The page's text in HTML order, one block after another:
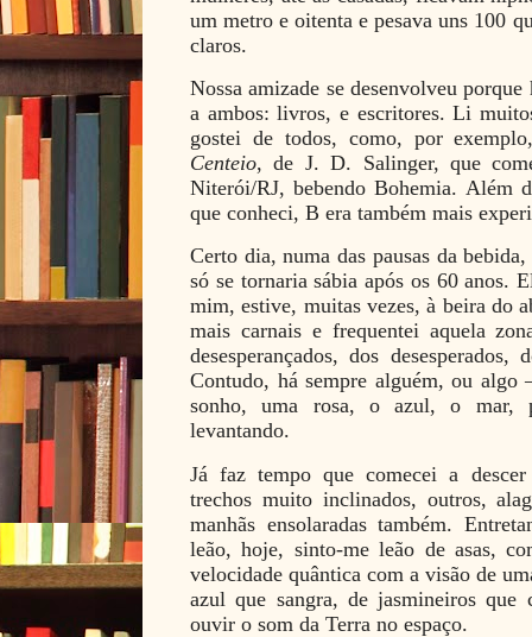
um metro e oitenta e pesava uns 100
claros.
Nossa amizade se desenvolveu
a ambos: livros, e escritores. Li
gostei de todos, como, por
Centeio, de J. D. Salinger, que
Niterói/RJ, bebendo Bohemia. Além
que conheci, B era também mais
Certo dia, numa das pausas da
só se tornaria sábia após os 60 anos.
mim, estive, muitas vezes, à beira do
mais carnais e frequentei aquela
desesperançados, dos
Contudo, há sempre alguém, ou algo
sonho, uma rosa, o azul, o mar,
levantando.
Já faz tempo que comecei a
trechos muito inclinados, outros,
manhãs ensolaradas também.
leão, hoje, sinto-me leão de asas,
velocidade quântica com a visão de
azul que sangra, de jasmineiros que
ouvir o som da Terra no espaço.